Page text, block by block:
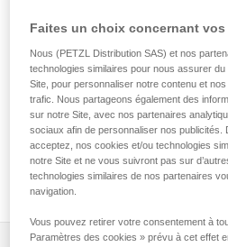
SECUR
Bretelles de maintien du
Les bretelles SECUR
CROLL et se montent sur un
FALCON, FALCON ASCENT ou
Faites un choix concernant vos
Nous (PETZL Distribution SAS) et nos
technologies similaires pour nous assurer
Site, pour personnaliser notre contenu et
trafic. Nous partageons également des
sur notre Site, avec nos partenaires
sociaux afin de personnaliser nos publicités.
acceptez, nos cookies et/ou technologies
notre Site et ne vous suivront pas sur
technologies similaires de nos partenaires
navigation.
Vous pouvez retirer votre consentement à
Paramètres des cookies » prévu à cet effet